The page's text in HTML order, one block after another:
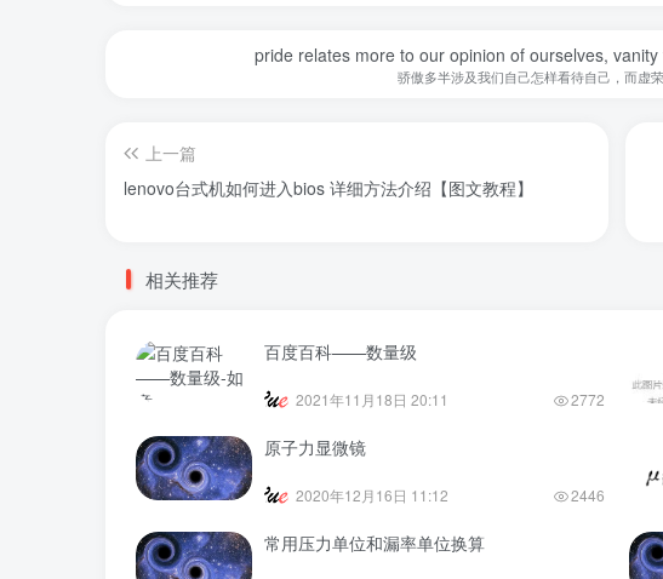
pride relates more to our opinion of ourselves,
骄傲多半涉及我们自己怎样看待自己，而虚
上一篇
lenovo台式机如何进入bios 详细方法介绍【图文教程】
相关推荐
百度百科——数量级
2021年11月18日 20:11 2772
原子力显微镜
2020年12月16日 11:12 2446
常用压力单位和漏率单位换算